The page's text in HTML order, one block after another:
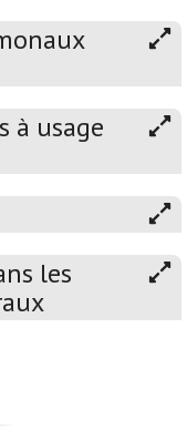
à usage
les